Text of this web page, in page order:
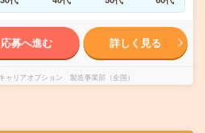
応募へ進む 詳しく見る
ャリアオプション 製造事業部（全国）